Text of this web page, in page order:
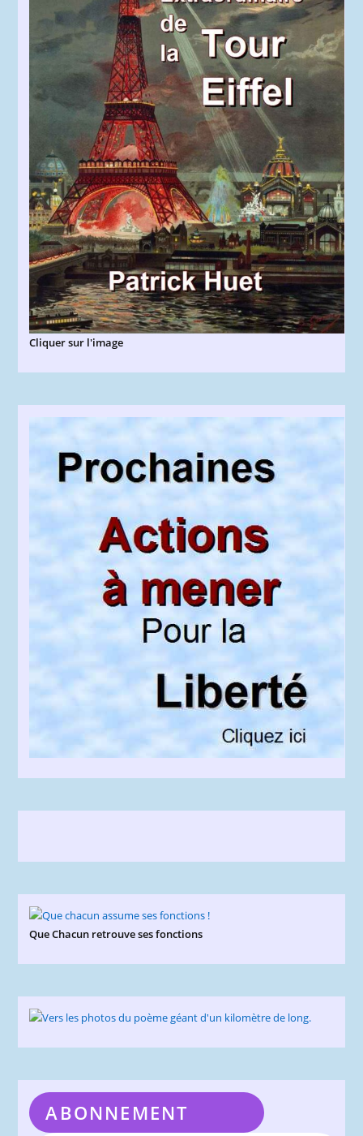
Cliquer sur l'image
Que Chacun retrouve ses fonctions
ABONNEMENT